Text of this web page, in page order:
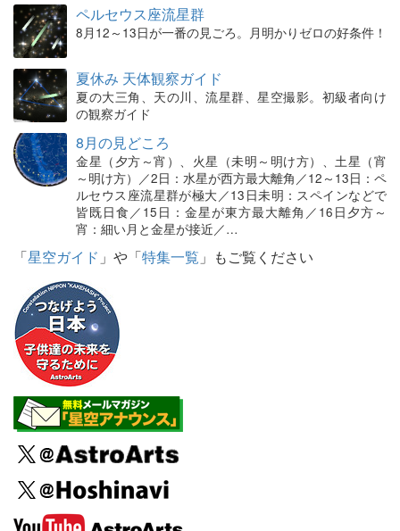
ペルセウス座流星群
8月12～13日が一番の見ごろ。月明かりゼロの好条件！
夏休み 天体観察ガイド
夏の大三角、天の川、流星群、星空撮影。初級者向け
の観察ガイド
8月の見どころ
金星（夕方～宵）、火星（未明～明け方）、土星（宵
～明け方）／2日：水星が西方最大離角／12～13日：ペ
ルセウス座流星群が極大／13日未明：スペインなどで
皆既日食／15日：金星が東方最大離角／16日夕方～
宵：細い月と金星が接近／…
「星空ガイド 」や「特集一覧 」もご覧ください